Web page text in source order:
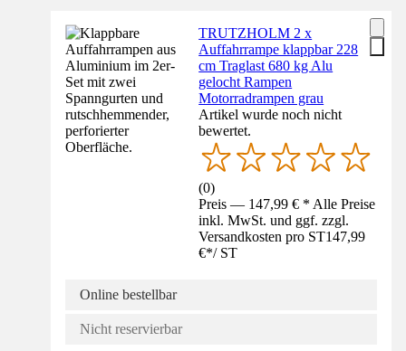
TRUTZHOLM 2 x
Auffahrrampe klappbar 228
cm Traglast 680 kg Alu
gelocht Rampen
Motorradrampen grau
Artikel wurde noch nicht
bewertet.
(0)
Preis — 147,99 € * Alle Preise
inkl. MwSt. und ggf. zzgl.
Versandkosten pro ST147,99
€*/ ST
Online bestellbar
Nicht reservierbar